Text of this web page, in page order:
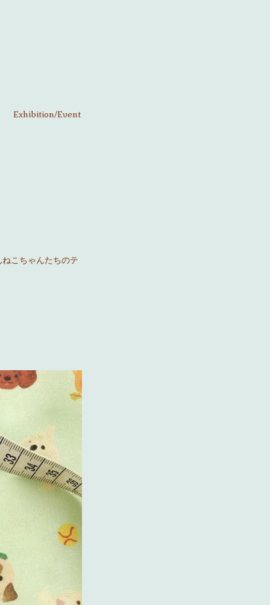
Exhibition/Event
こちゃんたちのテ